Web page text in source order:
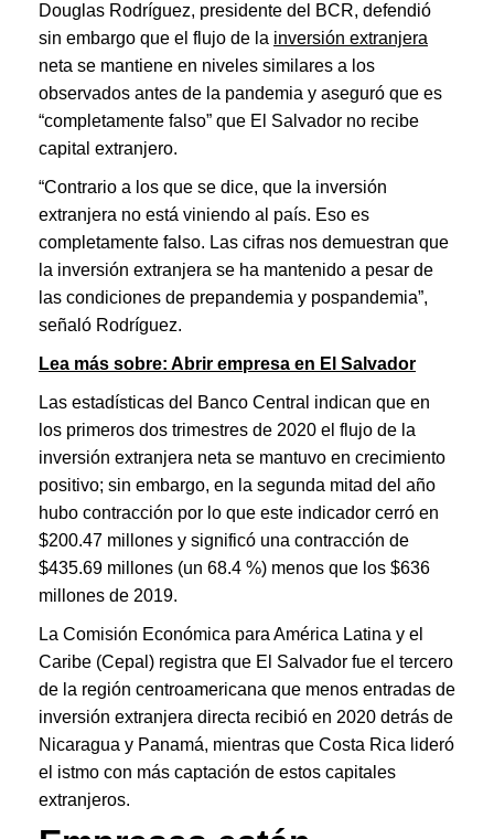
Douglas Rodríguez, presidente del BCR, defendió
sin embargo que el flujo de la inversión extranjera
neta se mantiene en niveles similares a los
observados antes de la pandemia y aseguró que es
“completamente falso” que El Salvador no recibe
capital extranjero.
“Contrario a los que se dice, que la inversión
extranjera no está viniendo al país. Eso es
completamente falso. Las cifras nos demuestran que
la inversión extranjera se ha mantenido a pesar de
las condiciones de prepandemia y pospandemia”,
señaló Rodríguez.
Lea más sobre: Abrir empresa en El Salvador
Las estadísticas del Banco Central indican que en
los primeros dos trimestres de 2020 el flujo de la
inversión extranjera neta se mantuvo en crecimiento
positivo; sin embargo, en la segunda mitad del año
hubo contracción por lo que este indicador cerró en
$200.47 millones y significó una contracción de
$435.69 millones (un 68.4 %) menos que los $636
millones de 2019.
La Comisión Económica para América Latina y el
Caribe (Cepal) registra que El Salvador fue el tercero
de la región centroamericana que menos entradas de
inversión extranjera directa recibió en 2020 detrás de
Nicaragua y Panamá, mientras que Costa Rica lideró
el istmo con más captación de estos capitales
extranjeros.